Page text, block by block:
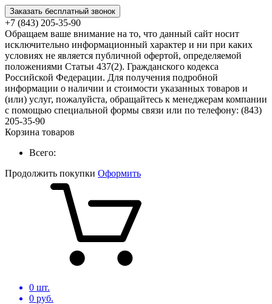
Заказать бесплатный звонок
+7 (843) 205-35-90
Обращаем ваше внимание на то, что данный сайт носит
исключительно информационный характер и ни при каких
условиях не является публичной офертой, определяемой
положениями Статьи 437(2). Гражданского кодекса
Российской Федерации. Для получения подробной
информации о наличии и стоимости указанных товаров и
(или) услуг, пожалуйста, обращайтесь к менеджерам компании
с помощью специальной формы связи или по телефону: (843)
205-35-90
Корзина товаров
Всего:
Продолжить покупки Оформить
0 шт.
0 руб.